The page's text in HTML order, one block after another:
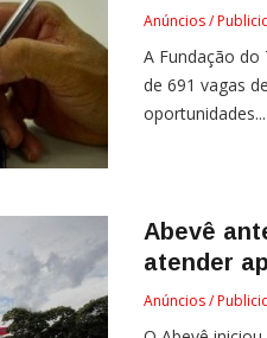
Anúncios /
A Fundação
de 691 vagas
oportunidades...
Abevê
atender
Anúncios /